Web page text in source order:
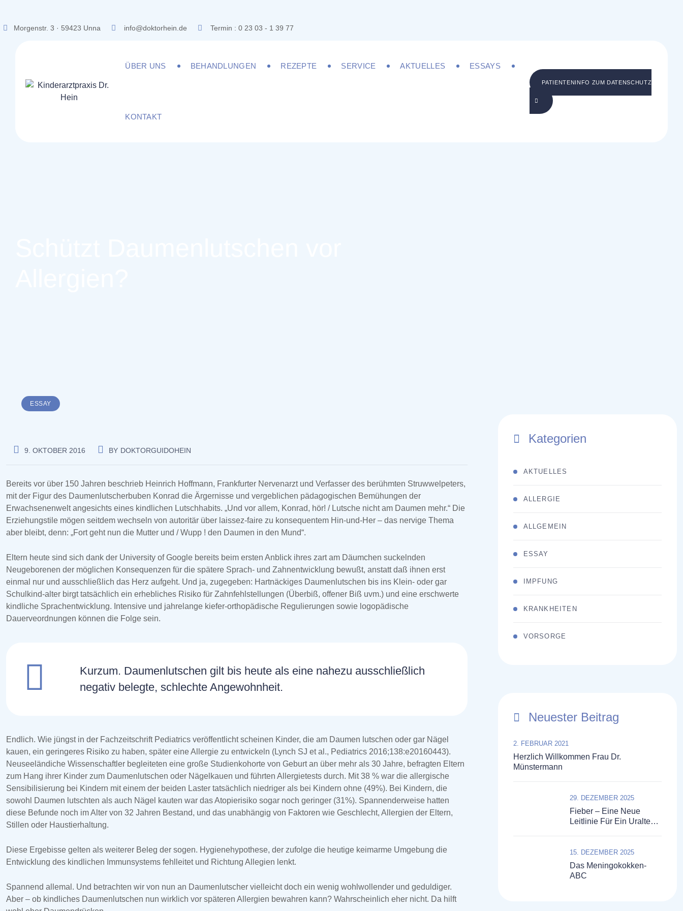
contentMorgenstr. 3 · 59423 Unna info@doktorhein.de Termin : 0 23 03 - 1 39 77
ÜBER UNS BEHANDLUNGEN REZEPTE SERVICE AKTUELLES ESSAYS
KONTAKT
PATIENTENINFO ZUM DATENSCHUTZ
ESSAY
9. OKTOBER 2016 BY DOKTORGUIDOHEIN
Bereits vor über 150 Jahren beschrieb Heinrich Hoffmann, Frankfurter Nervenarzt und Verfasser des berühmten Struwwelpeters,
mit der Figur des Daumenlutscherbuben Konrad die Ärgernisse und vergeblichen pädagogischen Bemühungen der
Erwachsenenwelt angesichts eines kindlichen Lutschhabits. „Und vor allem, Konrad, hör! / Lutsche nicht am Daumen mehr.“ Die
Erziehungstile mögen seitdem wechseln von autoritär über laissez-faire zu konsequentem Hin-und-Her – das nervige Thema
aber bleibt, denn: „Fort geht nun die Mutter und / Wupp ! den Daumen in den Mund“.
Eltern heute sind sich dank der University of Google bereits beim ersten Anblick ihres zart am Däumchen suckelnden
Neugeborenen der möglichen Konsequenzen für die spätere Sprach- und Zahnentwicklung bewußt, anstatt daß ihnen erst
einmal nur und ausschließlich das Herz aufgeht. Und ja, zugegeben: Hartnäckiges Daumenlutschen bis ins Klein- oder gar
Schulkind-alter birgt tatsächlich ein erhebliches Risiko für Zahnfehlstellungen (Überbiß, offener Biß uvm.) und eine erschwerte
kindliche Sprachentwicklung. Intensive und jahrelange kiefer-orthopädische Regulierungen sowie logopädische
Dauerveordnungen können die Folge sein.
Kurzum. Daumenlutschen gilt bis heute als eine nahezu ausschließlich
negativ belegte, schlechte Angewohnheit.
Endlich. Wie jüngst in der Fachzeitschrift Pediatrics veröffentlicht scheinen Kinder, die am Daumen lutschen oder gar Nägel
kauen, ein geringeres Risiko zu haben, später eine Allergie zu entwickeln (Lynch SJ et al., Pediatrics 2016;138:e20160443).
Neuseeländiche Wissenschaftler begleiteten eine große Studienkohorte von Geburt an über mehr als 30 Jahre, befragten Eltern
zum Hang ihrer Kinder zum Daumenlutschen oder Nägelkauen und führten Allergietests durch. Mit 38 % war die allergische
Sensibilisierung bei Kindern mit einem der beiden Laster tatsächlich niedriger als bei Kindern ohne (49%). Bei Kindern, die
sowohl Daumen lutschten als auch Nägel kauten war das Atopierisiko sogar noch geringer (31%). Spannenderweise hatten
diese Befunde noch im Alter von 32 Jahren Bestand, und das unabhängig von Faktoren wie Geschlecht, Allergien der Eltern,
Stillen oder Haustierhaltung.
Diese Ergebisse gelten als weiterer Beleg der sogen. Hygienehypothese, der zufolge die heutige keimarme Umgebung die
Entwicklung des kindlichen Immunsystems fehlleitet und Richtung Allegien lenkt.
Spannend allemal. Und betrachten wir von nun an Daumenlutscher vielleicht doch ein wenig wohlwollender und geduldiger.
Aber – ob kindliches Daumenlutschen nun wirklich vor späteren Allergien bewahren kann? Wahrscheinlich eher nicht. Da hilft
Kategorien
AKTUELLES
ALLERGIE
ALLGEMEIN
ESSAY
IMPFUNG
KRANKHEITEN
VORSORGE
Neuester Beitrag
Herzlich Willkommen Frau Dr.
Münstermann
2. FEBRUAR 2021
Fieber – Eine Neue
Leitlinie Für Ein Uraltes
29. DEZEMBER 2025
Das Meningokokken-
ABC
15. DEZEMBER 2025